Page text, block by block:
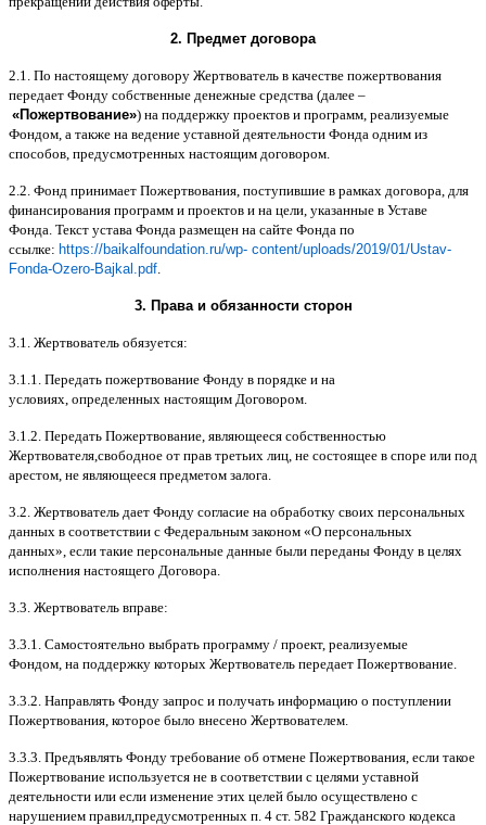
2. Предмет договора
2.1. По настоящему договору Жертвователь в качестве пожертвования
передает Фонду собственные денежные средства (далее –
«Пожертвование») на поддержку проектов и программ реализуемые
Фондом а также на ведение уставной деятельности Фонда одним из
способов предусмотренных настоящим договором
2.2. Фонд принимает Пожертвования поступившие в рамках договора для
финансирования программ и проектов и на цели указанные в Уставе
Фонда Текст устава Фонда размещен на сайте Фонда по
ссылке: https://baikalfoundation.ru/wp- content/uploads/2019/01/Ustav-
Fonda-Ozero-Bajkal.pdf
3. Права и обязанности сторон
3.1. Жертвователь обязуется:
3.1.1. Передать пожертвование Фонду в порядке и на
условиях определенных настоящим Договором
3.1.2. Передать Пожертвование являющееся собственностью
Жертвователя свободное от прав третьих лиц не состоящее в споре или под
арестом не являющееся предметом залога
3.2. Жертвователь дает Фонду согласие на обработку своих персональных
данных в соответствии с Федеральным законом «О персональных
данных», если такие персональные данные были переданы Фонду в целях
исполнения настоящего Договора
3.3. Жертвователь вправе:
3.3.1. Самостоятельно выбрать программу / проект, реализуемые
Фондом на поддержку которых Жертвователь передает Пожертвование
3.3.2. Направлять Фонду запрос и получать информацию о поступлении
Пожертвования которое было внесено Жертвователем
3.3.3. Предъявлять Фонду требование об отмене Пожертвования если такое
Пожертвование используется не в соответствии с целями уставной
деятельности или если изменение этих целей было осуществлено с
нарушением правил предусмотренных п . 4 ст. 582 Гражданского кодекса